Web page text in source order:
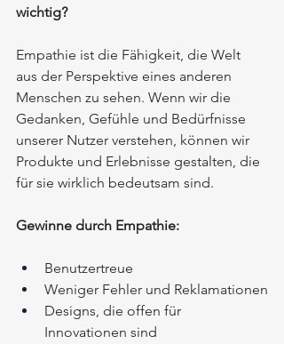
wichtig?
Empathie ist die Fähigkeit, die Welt
aus der Perspektive eines anderen
Menschen zu sehen. Wenn wir die
Gedanken, Gefühle und Bedürfnisse
unserer Nutzer verstehen, können wir
Produkte und Erlebnisse gestalten, die
für sie wirklich bedeutsam sind.
Gewinne durch Empathie:
Benutzertreue
Weniger Fehler und Reklamationen
Designs, die offen für
Innovationen sind